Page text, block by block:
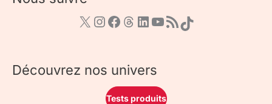
Découvrez nos univers
Tests produits